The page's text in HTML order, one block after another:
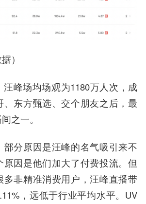
）
峰场均场观为1180万人次，成
、东方甄选、交个朋友之后，最
之一。
部分原因是汪峰的名气吸引来不
原因是他们加大了付费投流。但
多非精准消费用户，汪峰直播带
，远低于行业平均水平。UV